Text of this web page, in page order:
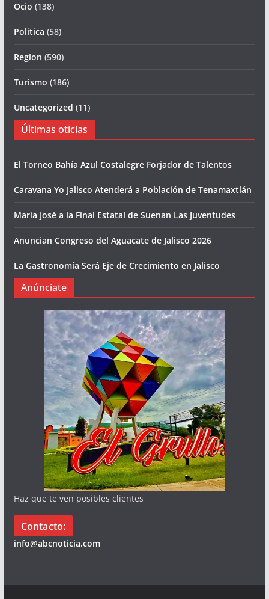
Ocio (138)
Politica (58)
Region (590)
Turismo (186)
Uncategorized (11)
Últimas oticias
El Torneo Bahía Azul Costalegre Forjador de Talentos
Caravana Yo Jalisco Atenderá a Población de Tenamaxtlán
María José a la Final Estatal de Suenan Las Juventudes
Anuncian Congreso del Aguacate de Jalisco 2026
La Gastronomía Será Eje de Crecimiento en Jalisco
Anúnciate
Haz que te ven posibles clientes
Contacto:
info@abcnoticia.com